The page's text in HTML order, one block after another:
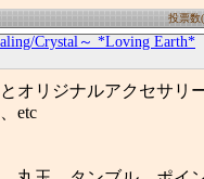
投票数
Crystal～ *Loving Earth*
オリジナルアクセサリ
etc